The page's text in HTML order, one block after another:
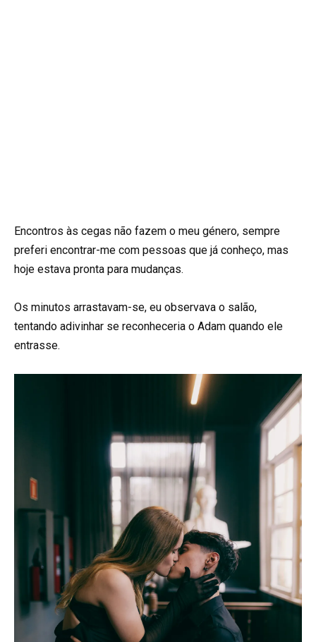
Encontros às cegas não fazem o meu género, sempre
preferi encontrar-me com pessoas que já conheço, mas
hoje estava pronta para mudanças.
Os minutos arrastavam-se, eu observava o salão,
tentando adivinhar se reconheceria o Adam quando ele
entrasse.